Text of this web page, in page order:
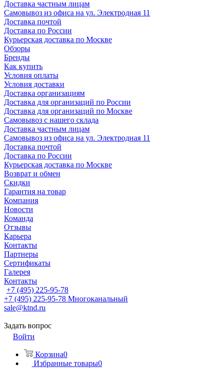
Доставка частным лицам
Самовывоз из офиса на ул. Электродная 11
Доставка почтой
Доставка по России
Курьерская доставка по Москве
Обзоры
Бренды
Как купить
Условия оплаты
Условия доставки
Доставка организациям
Доставка для организаций по России
Доставка для организаций по Москве
Самовывоз с нашего склада
Доставка частным лицам
Самовывоз из офиса на ул. Электродная 11
Доставка почтой
Доставка по России
Курьерская доставка по Москве
Возврат и обмен
Скидки
Гарантия на товар
Компания
Новости
Команда
Отзывы
Карьера
Контакты
Партнеры
Сертификаты
Галерея
Контакты
+7 (495) 225-95-78
+7 (495) 225-95-78 Многоканальный
sale@ktnd.ru
Задать вопрос
Войти
Корзина0
Избранные товары0